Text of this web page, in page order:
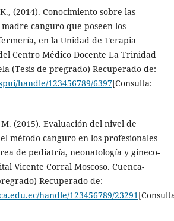
(2014). Conocimiento sobre las
canguro que poseen los
en la Unidad de Terapia
Centro Médico Docente La Trinidad
(Tesis de pregrado) Recuperado de:
handle/123456789/6397[Consulta:
(2015). Evaluación del nivel de
método canguro en los profesionales
de pediatría, neonatología y gineco-
Vicente Corral Moscoso. Cuenca-
Recuperado de:
handle/123456789/23291